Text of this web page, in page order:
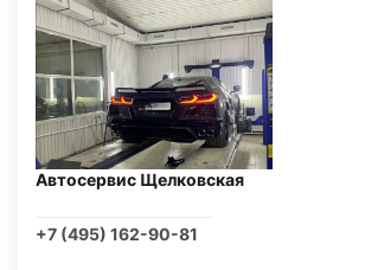
Автосервис Щелковская
+7 (495) 162-90-81